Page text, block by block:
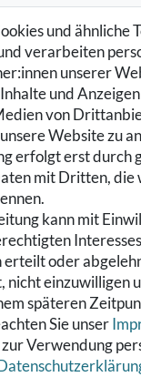
und ähnliche
verarbeiten
unserer
und
von
Website zu
erfolgt erst durch
mit Dritten, die
kann mit
erteilt oder
nicht einzuwilligen
späteren
Sie unser
Verwendung